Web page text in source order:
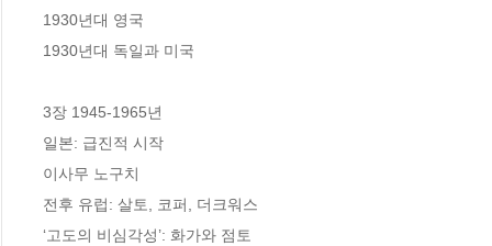
1930년대 영국
1930년대 독일과 미국
3장 1945-1965년
일본: 급진적 시작
이사무 노구치
전후 유럽: 살토, 코퍼, 더크워스
‘고도의 비심각성’: 화가와 점토